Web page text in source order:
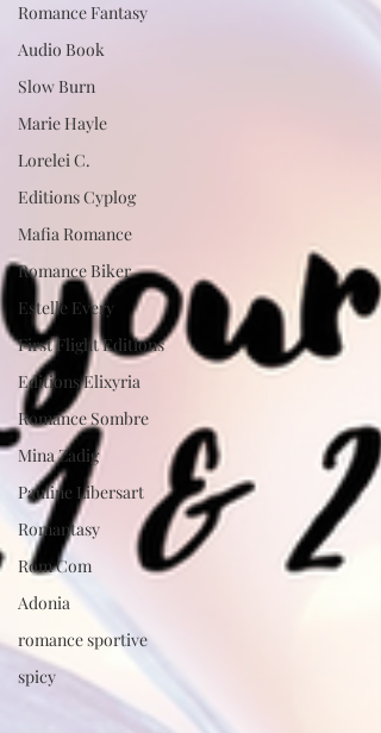
Romance Fantasy
Audio Book
Slow Burn
Marie Hayle
Lorelei C.
Editions Cyplog
Mafia Romance
Romance Biker
Estelle Every
First Flight Editions
Editions Elixyria
Romance Sombre
Mina Zadig
Pauline Libersart
Romantasy
Rom Com
Adonia
romance sportive
spicy